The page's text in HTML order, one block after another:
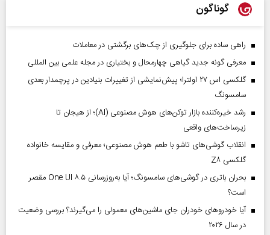
گوناگون
راهی ساده برای جلوگیری از چک‌های برگشتی در معاملات
معرفی گونه جدید گیاهی چهارمحال و بختیاری در مجله علمی بین المللی
گلکسی اس ۲۷ اولترا؛ پیش‌نمایشی از تغییرات بنیادین در پرچمدار بعدی
سامسونگ
رشد خیره‌کننده بازار توکن‌های هوش مصنوعی (AI)؛ از هیجان تا
زیرساخت‌های واقعی
انقلاب گوشی‌های تاشو‌ با طعم هوش مصنوعی؛ معرفی و مقایسه خانواده
گلکسی Z۸
بحران باتری در گوشی‌های سامسونگ؛ آیا به‌روزرسانی One UI ۸.۵ مقصر
است؟
آیا خودروهای خودران جای ماشین‌های معمولی را می‌گیرند؟ بررسی وضعیت
در سال ۲۰۲۶